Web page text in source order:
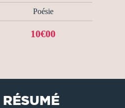
Poésie
10€00
RÉSUMÉ